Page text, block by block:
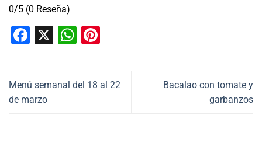
0/5 (0 Reseña)
Facebook
X WhatsApp
Menú semanal del 18 al 22
de marzo
Bacalao con tomate y
garbanzos